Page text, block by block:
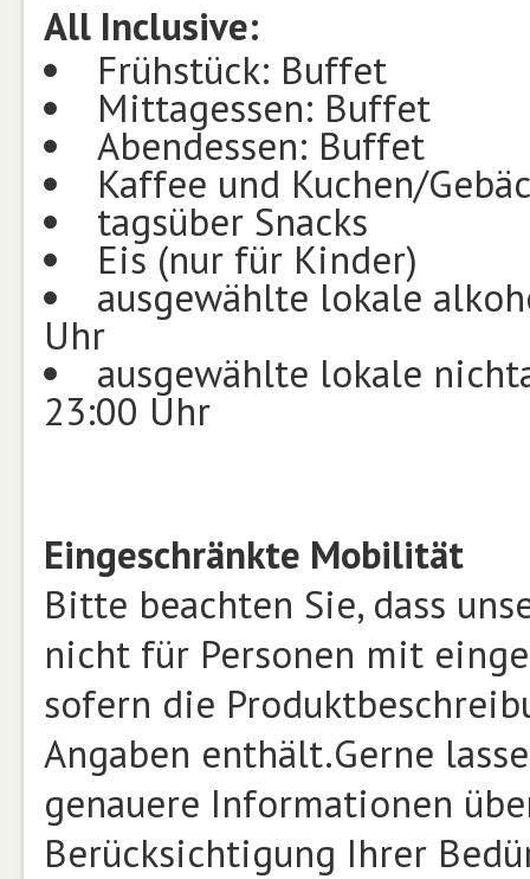
All Inclusive:
Frühstück: Buffet
Mittagessen: Buffet
Abendessen: Buffet
Kaffee und Kuchen/
tagsüber Snacks
Eis (nur für Kinder)
ausgewählte lokale
Uhr
ausgewählte lokale
23:00 Uhr
Eingeschränkte Mobilität
Bitte beachten Sie, dass
nicht für Personen mit
sofern die
Angaben enthält.Gerne
genauere Informationen
Berücksichtigung Ihrer